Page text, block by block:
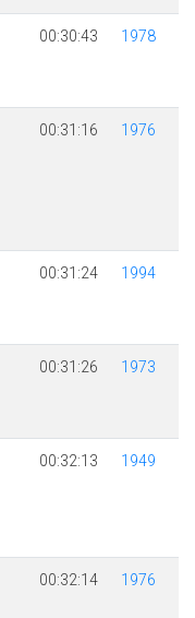
00:30:43 1978
00:31:16 1976
00:31:24 1994
00:31:26 1973
00:32:13 1949
00:32:14 1976